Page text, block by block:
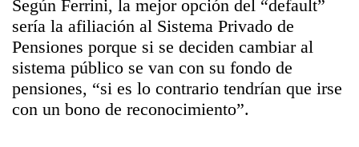
Según Ferrini, la mejor opción del “default”
sería la afiliación al Sistema Privado de
Pensiones porque si se deciden cambiar al
sistema público se van con su fondo de
pensiones, “si es lo contrario tendrían que irse
con un bono de reconocimiento”.